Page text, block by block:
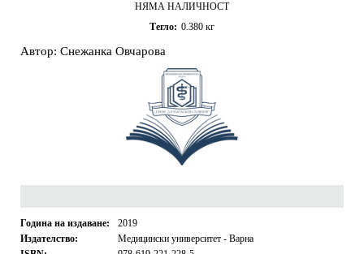
НЯМА НАЛИЧНОСТ
Тегло: 0.380 кг
Автор: Снежанка Овчарова
Година на издаване:
2019
Издателство:
Медицински университет - Варна